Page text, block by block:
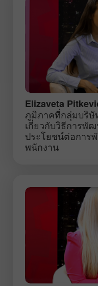
Elizaveta
ภูมิภาคที่กลุ่มบริษั
เกี่ยวกับวิธีการพั
ประโยชน์ต่อการ
พนักงาน